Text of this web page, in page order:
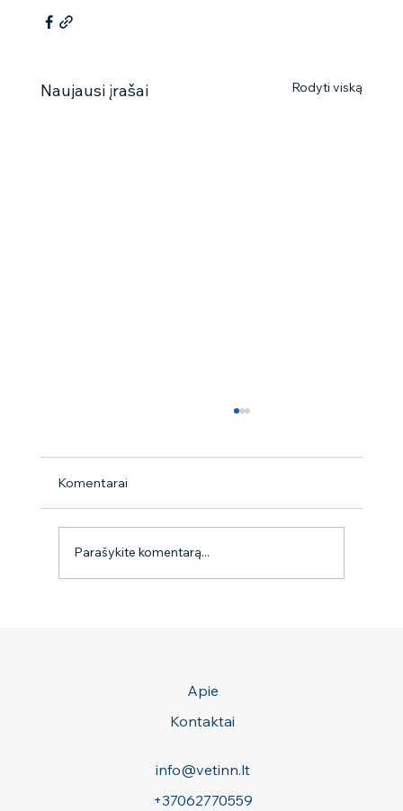
Naujausi įrašai Rodyti viską
Komentarai
Parašykite komentarą...
Apie
Kontaktai
info@vetinn.lt
+37062770559